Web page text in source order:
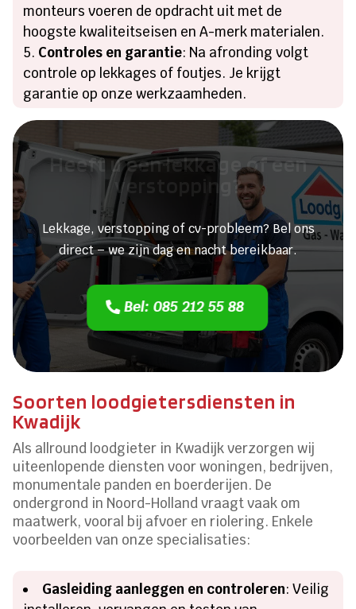
monteurs voeren de opdracht uit met de
hoogste kwaliteitseisen en A-merk materialen.
Controles en garantie: Na afronding volgt
controle op lekkages of foutjes. Je krijgt
garantie op onze werkzaamheden.
Heeft u een lekkage of een
verstopping?
Lekkage, verstopping of cv-probleem? Bel ons
direct – we zijn dag en nacht bereikbaar.
Bel: 085 212 55 88
Soorten loodgietersdiensten in
Kwadijk
Als allround loodgieter in Kwadijk verzorgen wij
uiteenlopende diensten voor woningen, bedrijven,
monumentale panden en boerderijen. De
ondergrond in Noord-Holland vraagt vaak om
maatwerk, vooral bij afvoer en riolering. Enkele
voorbeelden van onze specialisaties:
Gasleiding aanleggen en controleren: Veilig